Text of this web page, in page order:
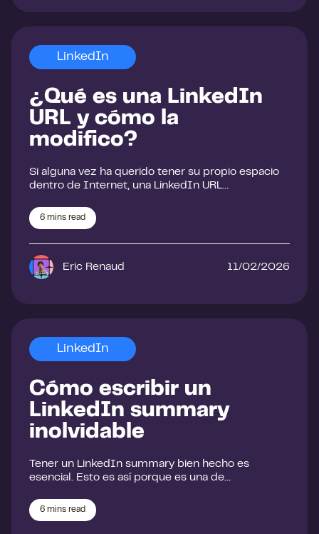
LinkedIn
¿Qué es una LinkedIn
URL y cómo la
modifico?
Si alguna vez ha querido tener su propio espacio
dentro de Internet, una LinkedIn URL…
6 mins read
Eric Renaud 11/02/2026
LinkedIn
Cómo escribir un
LinkedIn summary
inolvidable
Tener un LinkedIn summary bien hecho es
esencial. Esto es así porque es una de…
6 mins read